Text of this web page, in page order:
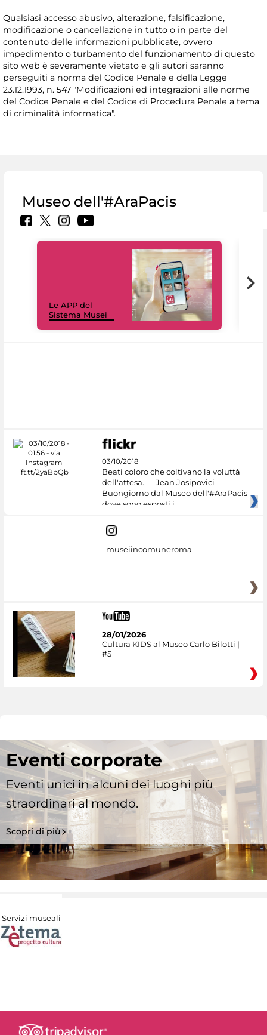
Qualsiasi accesso abusivo, alterazione, falsificazione,
modificazione o cancellazione in tutto o in parte del
contenuto delle informazioni pubblicate, ovvero
impedimento o turbamento del funzionamento di questo
sito web è severamente vietato e gli autori saranno
perseguiti a norma del Codice Penale e della Legge
23.12.1993, n. 547 "Modificazioni ed integrazioni alle norme
del Codice Penale e del Codice di Procedura Penale a tema
di criminalità informatica".
Museo dell'#AraPacis
Le APP del
Sistema Musei
03/10/2018
Beati coloro che coltivano la voluttà
dell'attesa. — Jean Josipovici
Buongiorno dal Museo dell'#AraPacis
dove sono esposti i
museiincomuneroma
28/01/2026
Cultura KIDS al Museo Carlo Bilotti |
#5
Eventi corporate
Eventi unici in alcuni dei luoghi più
straordinari al mondo.
Scopri di più
Servizi museali